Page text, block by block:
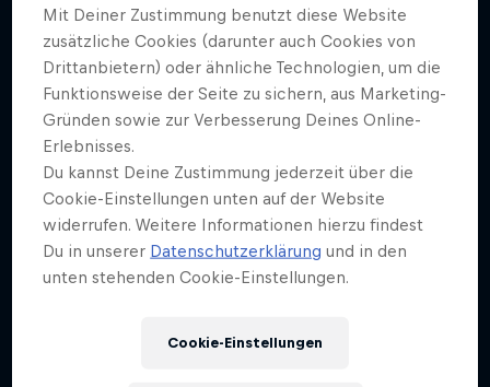
Mit Deiner Zustimmung benutzt diese Website
zusätzliche Cookies (darunter auch Cookies von
Drittanbietern) oder ähnliche Technologien, um die
Funktionsweise der Seite zu sichern, aus Marketing-
Gründen sowie zur Verbesserung Deines Online-
Erlebnisses.
Du kannst Deine Zustimmung jederzeit über die
Cookie-Einstellungen unten auf der Website
widerrufen. Weitere Informationen hierzu findest
Du in unserer Datenschutzerklärung und in den
unten stehenden Cookie-Einstellungen.
Cookie-Einstellungen